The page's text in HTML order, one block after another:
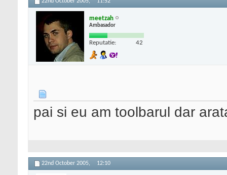
meetzah
Ambasador
Reputatie: 42
pai si eu am toolbarul dar
22nd October 2005, 12:10